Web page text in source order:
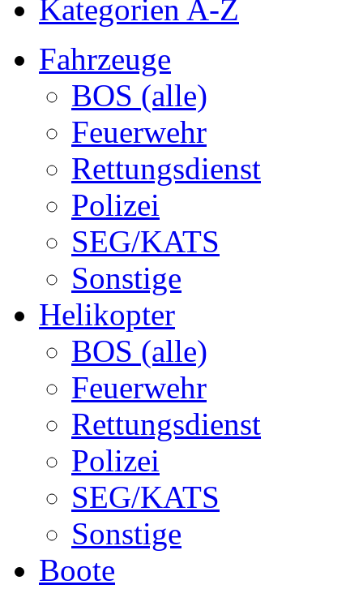
Kategorien A-Z
Fahrzeuge
BOS (alle)
Feuerwehr
Rettungsdienst
Polizei
SEG/KATS
Sonstige
Helikopter
BOS (alle)
Feuerwehr
Rettungsdienst
Polizei
SEG/KATS
Sonstige
Boote